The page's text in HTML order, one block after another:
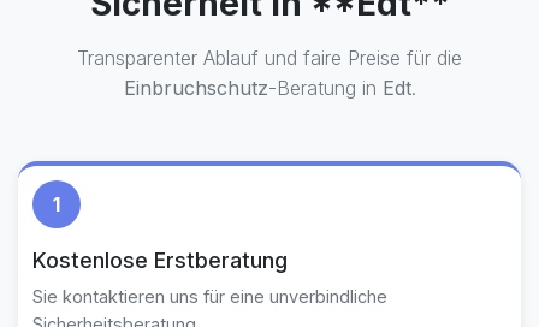
Transparenter Ablauf und faire Preise für die
Einbruchschutz-Beratung in Edt.
1
Kostenlose Erstberatung
Sie kontaktieren uns für eine unverbindliche